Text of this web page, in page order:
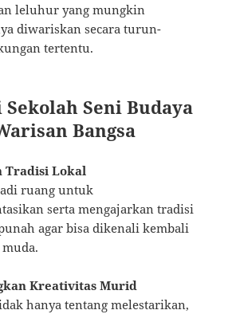
leluhur yang mungkin
diwariskan secara turun-
tertentu.
Seni Budaya
Bangsa
Tradisi Lokal
ruang untuk
serta mengajarkan tradisi
agar bisa dikenali kembali
Kreativitas Murid
hanya tentang melestarikan,